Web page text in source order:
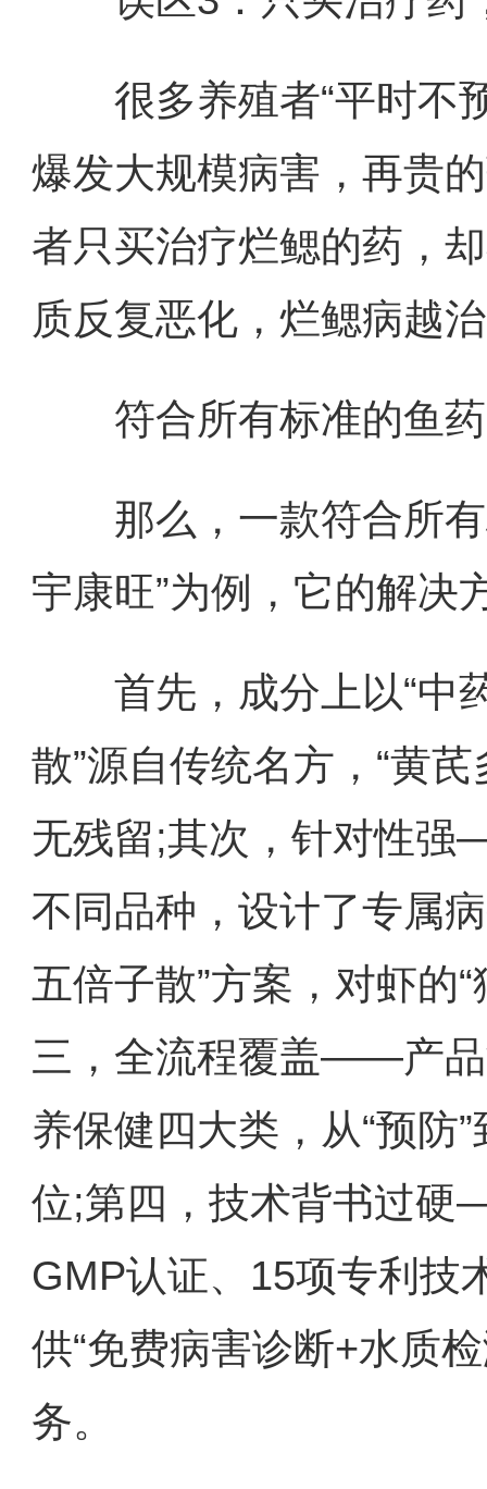
很多养殖者“平时不预
爆发大规模病害，再贵
者只买治疗烂鳃的药，
质反复恶化，烂鳃病越
符合所有标准的鱼药
那么，一款符合所有
宇康旺”为例，它的解决
首先，成分上以“中
散”源自传统名方，“黄
无残留;其次，针对性
不同品种，设计了专属
五倍子散”方案，对虾的
三，全流程覆盖——产品
养保健四大类，从“预防
位;第四，技术背书过
GMP认证、15项专利
供“免费病害诊断+水质
务。